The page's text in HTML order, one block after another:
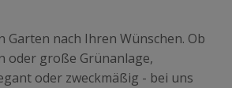
Garten nach Ihren Wünschen. Ob
oder große Grünanlage,
oder zweckmäßig - bei uns